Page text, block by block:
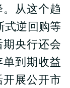
从这个趋
式逆回购等
央行还会
单到期收益
展公开市